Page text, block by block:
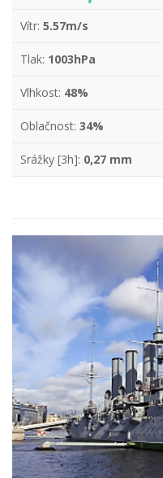
Vítr: 5.57m/s
Tlak: 1003hPa
Vlhkost: 48%
Oblačnost: 34%
Srážky [3h]: 0,27 mm